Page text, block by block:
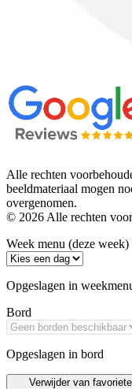
Alle rechten
beeldmateriaal mogen
overgenomen.
© 2026 Alle rechten
Week menu (deze week)
Opgeslagen in
Bord
Opgeslagen in bord
Verwijder van